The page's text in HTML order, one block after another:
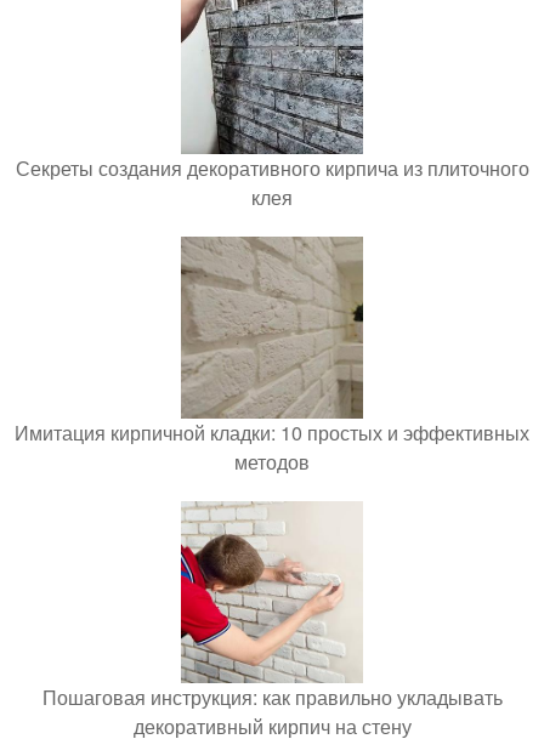
Секреты создания декоративного кирпича из плиточного
клея
Имитация кирпичной кладки: 10 простых и эффективных
методов
Пошаговая инструкция: как правильно укладывать
декоративный кирпич на стену